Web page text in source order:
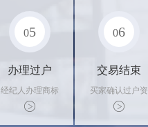
05
办理过户
经纪人办理商标
转让手续，交付
相关证书
06
交易结束
买家确认过户资
料后，平台解冻
资金支付卖家